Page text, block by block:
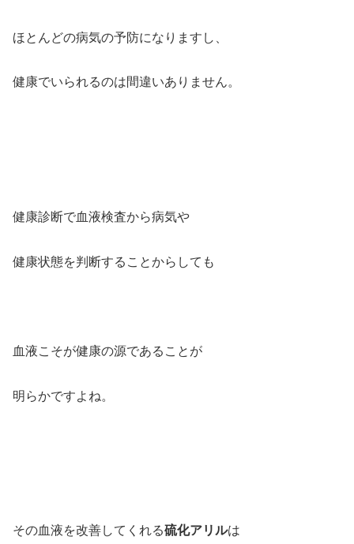
ほとんどの病気の予防になりますし、
健康でいられるのは間違いありません。
健康診断で血液検査から病気や
健康状態を判断することからしても
血液こそが健康の源であることが
明らかですよね。
その血液を改善してくれる硫化アリルは